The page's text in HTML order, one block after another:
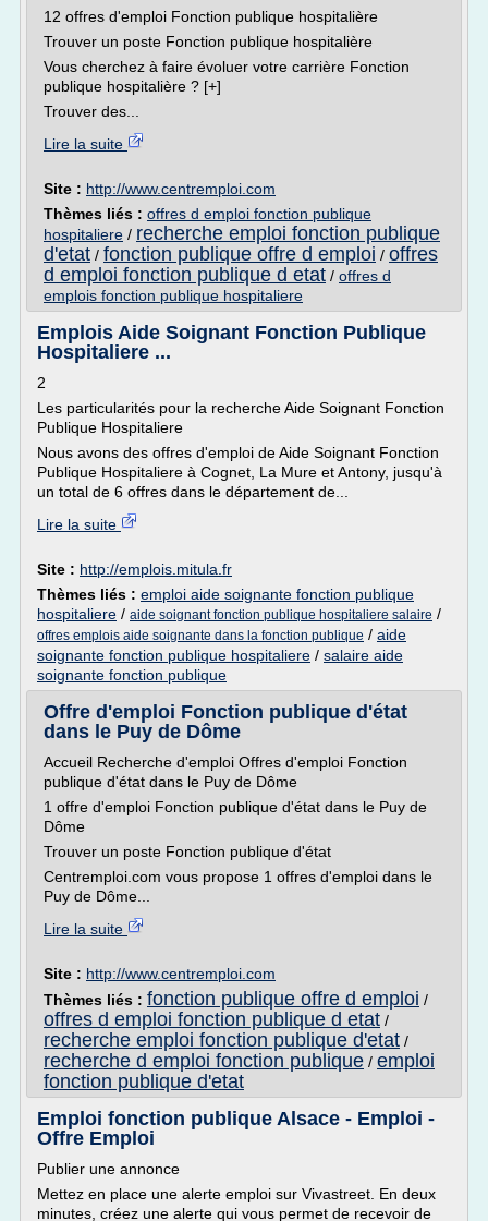
12 offres d'emploi Fonction publique hospitalière
Trouver un poste Fonction publique hospitalière
Vous cherchez à faire évoluer votre carrière Fonction
publique hospitalière ? [+]
Trouver des...
Lire la suite
Site : http://www.centremploi.com
Thèmes liés : offres d emploi fonction publique
hospitaliere / recherche emploi fonction publique
d'etat / fonction publique offre d emploi / offres
d emploi fonction publique d etat / offres d
emplois fonction publique hospitaliere
Emplois Aide Soignant Fonction Publique
Hospitaliere ...
2
Les particularités pour la recherche Aide Soignant Fonction
Publique Hospitaliere
Nous avons des offres d'emploi de Aide Soignant Fonction
Publique Hospitaliere à Cognet, La Mure et Antony, jusqu'à
un total de 6 offres dans le département de...
Lire la suite
Site : http://emplois.mitula.fr
Thèmes liés : emploi aide soignante fonction publique
hospitaliere / aide soignant fonction publique hospitaliere salaire /
offres emplois aide soignante dans la fonction publique / aide
soignante fonction publique hospitaliere / salaire aide
soignante fonction publique
Offre d'emploi Fonction publique d'état
dans le Puy de Dôme
Accueil Recherche d'emploi Offres d'emploi Fonction
publique d'état dans le Puy de Dôme
1 offre d'emploi Fonction publique d'état dans le Puy de
Dôme
Trouver un poste Fonction publique d'état
Centremploi.com vous propose 1 offres d'emploi dans le
Puy de Dôme...
Lire la suite
Site : http://www.centremploi.com
Thèmes liés : fonction publique offre d emploi /
offres d emploi fonction publique d etat /
recherche emploi fonction publique d'etat /
recherche d emploi fonction publique / emploi
fonction publique d'etat
Emploi fonction publique Alsace - Emploi -
Offre Emploi
Publier une annonce
Mettez en place une alerte emploi sur Vivastreet. En deux
minutes, créez une alerte qui vous permet de recevoir de